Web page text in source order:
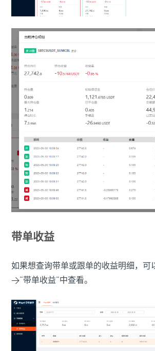
带单收益
如果想查询带单或跟单的收益明细，可
>“带单收益”中查看。